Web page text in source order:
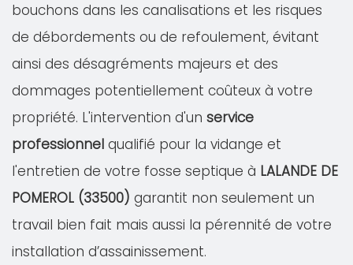
bouchons dans les canalisations et les risques
de débordements ou de refoulement, évitant
ainsi des désagréments majeurs et des
dommages potentiellement coûteux à votre
propriété. L'intervention d'un service
professionnel qualifié pour la vidange et
l'entretien de votre fosse septique à LALANDE DE
POMEROL (33500) garantit non seulement un
travail bien fait mais aussi la pérennité de votre
installation d’assainissement.